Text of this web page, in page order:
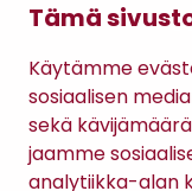
Tämä
Käytämme
sosiaalisen
sekä
jaamme
analytiikka-alan